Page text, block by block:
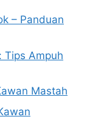
– Panduan
Tips Ampuh
Mastah